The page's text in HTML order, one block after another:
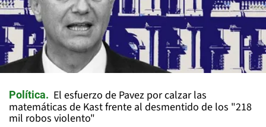
Política
El esfuerzo de Pavez por calzar las
matemáticas de Kast frente al desmentido de los "218
mil robos violento"